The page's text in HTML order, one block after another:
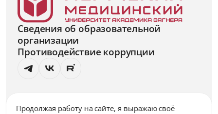
Сведения об образовательной
организации
Противодействие коррупции
Федеральное государственное бюджетное
Продолжая работу на сайте, я выражаю своё